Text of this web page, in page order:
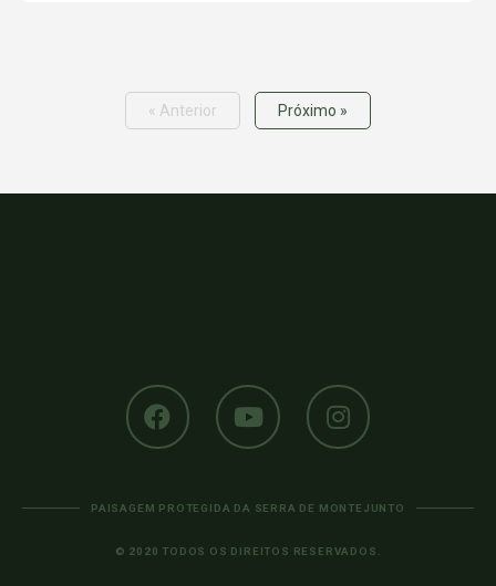
« Anterior Próximo »
PAISAGEM PROTEGIDA DA SERRA DE MONTEJUNTO
© 2020 TODOS OS DIREITOS RESERVADOS.